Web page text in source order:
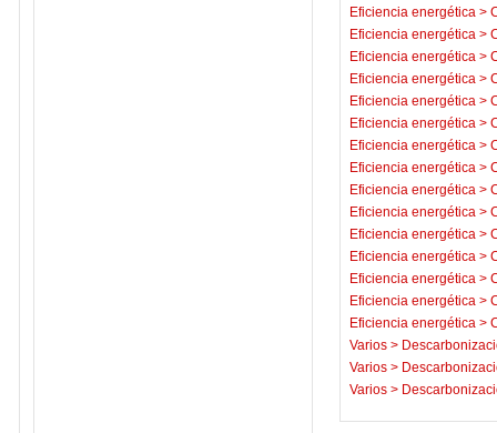
Eficiencia energética >
Eficiencia energética >
Eficiencia energética >
Eficiencia energética >
Eficiencia energética >
Eficiencia energética >
Eficiencia energética >
Eficiencia energética >
Eficiencia energética >
Eficiencia energética >
Eficiencia energética >
Eficiencia energética >
Eficiencia energética >
Eficiencia energética >
Eficiencia energética >
Varios >
Varios >
Varios >